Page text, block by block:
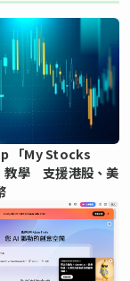
「My Stocks
學 支援港股、美